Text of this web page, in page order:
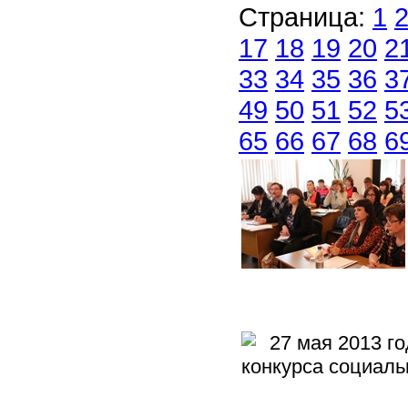
Страница: 1 2
17 18 19 20
33 34 35 36
49 50 51 52
65 66 67 68
27 мая 2013
конкурса